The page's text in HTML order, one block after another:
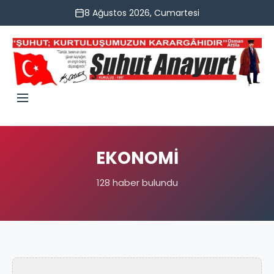
8 Ağustos 2026, Cumartesi
EKONOMİ
128 haber bulundu